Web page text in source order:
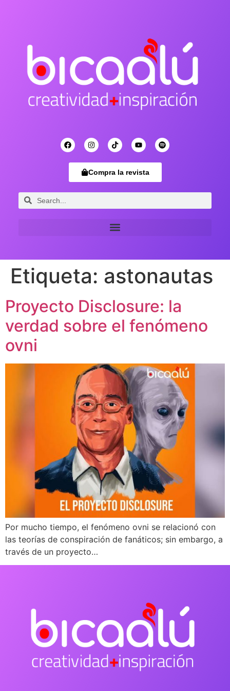
Compra la revista
Etiqueta: astonautas
Proyecto Disclosure: la
verdad sobre el fenómeno
ovni
Por mucho tiempo, el fenómeno ovni se relacionó con
las teorías de conspiración de fanáticos; sin embargo, a
través de un proyecto…